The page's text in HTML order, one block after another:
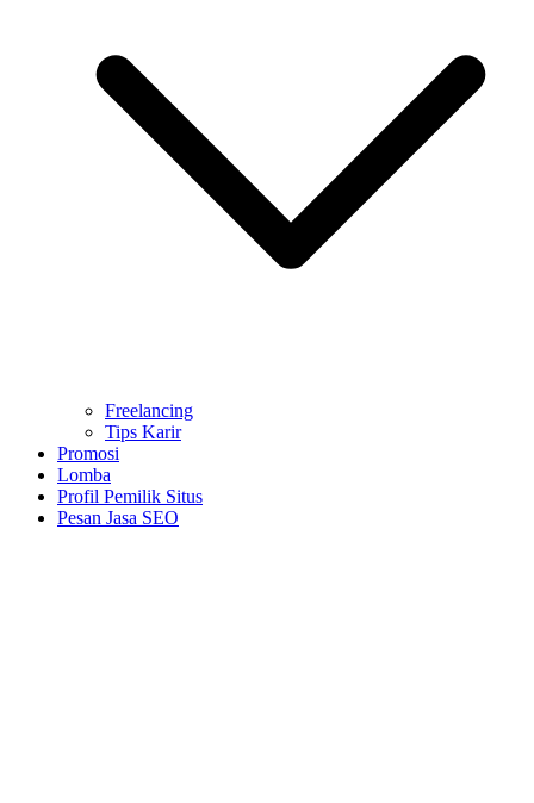
Freelancing
Tips Karir
Promosi
Lomba
Profil Pemilik Situs
Pesan Jasa SEO